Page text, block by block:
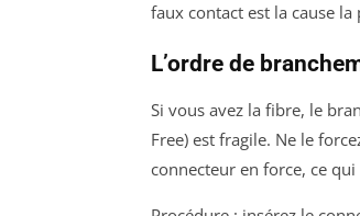
faux contact est la cause la
L’ordre de
Si vous avez la fibre, le
Free) est fragile. Ne le
connecteur en force, ce